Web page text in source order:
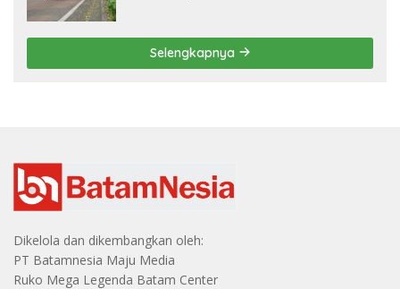
Selengkapnya
Dikelola dan dikembangkan oleh:
PT Batamnesia Maju Media
Ruko Mega Legenda Batam Center